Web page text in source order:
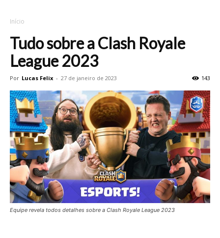
Início
Tudo sobre a Clash Royale
League 2023
Por Lucas Felix - 27 de janeiro de 2023 143
Equipe revela todos detalhes sobre a Clash Royale League 2023